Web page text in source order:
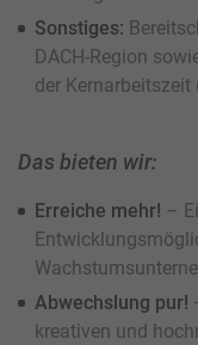
Sonstiges:
DACH-Region
der
Das bieten wir:
Erreiche mehr! –
Abwechslung pur!
kreativen und